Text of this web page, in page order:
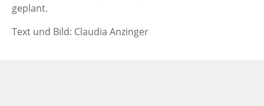
geplant.
Text und Bild: Claudia Anzinger